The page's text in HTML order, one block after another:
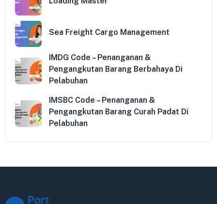
Sea Freight Cargo Management
IMDG Code – Penanganan &
Pengangkutan Barang Berbahaya Di
Pelabuhan
IMSBC Code – Penanganan &
Pengangkutan Barang Curah Padat Di
Pelabuhan